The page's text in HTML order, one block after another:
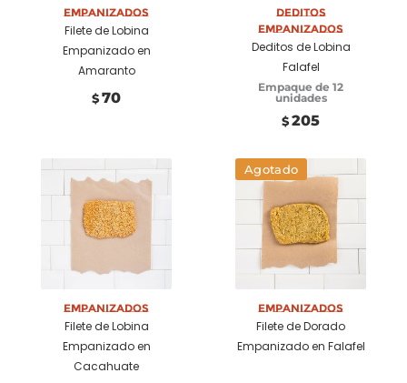
Empanizados
Filete de Lobina
Empanizado en
Amaranto
$ 70
Deditos
Empanizados
Deditos de Lobina
Falafel
Empaque de 12
unidades
$ 205
carrito
Empanizados
Filete de Lobina
Empanizado en
Cacahuate
Agotado
Empanizados
Filete de Dorado
Empanizado en Falafel